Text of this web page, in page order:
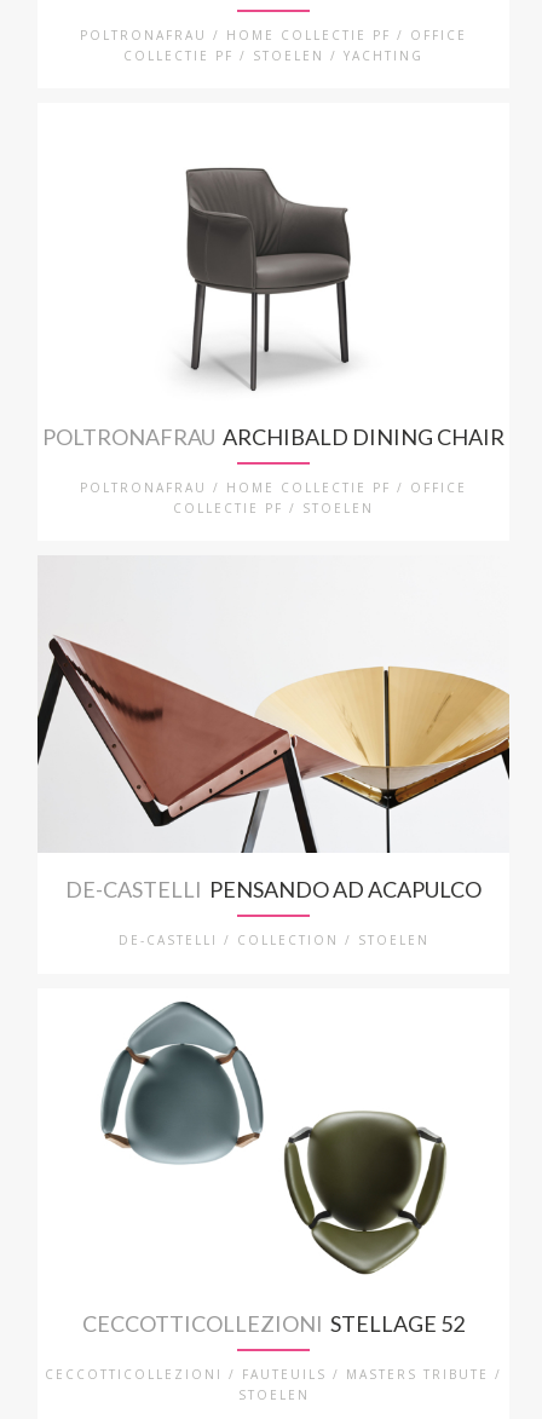
POLTRONAFRAU / HOME COLLECTIE PF / OFFICE
COLLECTIE PF / STOELEN / YACHTING
POLTRONAFRAU ARCHIBALD DINING CHAIR
POLTRONAFRAU / HOME COLLECTIE PF / OFFICE
COLLECTIE PF / STOELEN
DE-CASTELLI PENSANDO AD ACAPULCO
DE-CASTELLI / COLLECTION / STOELEN
CECCOTTICOLLEZIONI STELLAGE 52
CECCOTTICOLLEZIONI / FAUTEUILS / MASTERS TRIBUTE /
STOELEN